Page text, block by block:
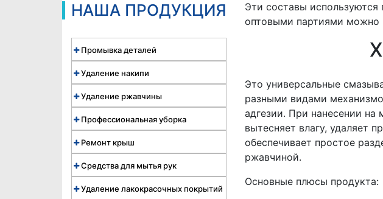
НАША ПРОДУКЦИЯ
Промывка деталей
Удаление накипи
Удаление ржавчины
Профессиональная уборка
Ремонт крыш
Средства для мытья рук
Удаление лакокрасочных покрытий
Эти составы используются
оптовыми партиями можно
Это универсальные
разными видами
адгезии. При нанесении на
вытесняет влагу, удаляет
обеспечивает простое
ржавчиной.
Основные плюсы продукта: